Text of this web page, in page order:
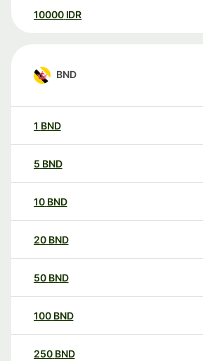
10000 IDR
BND
1 BND
5 BND
10 BND
20 BND
50 BND
100 BND
250 BND